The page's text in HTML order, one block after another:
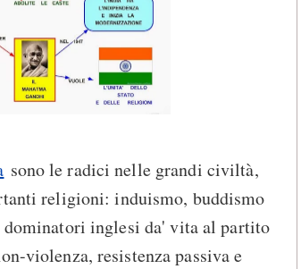
sono le radici nelle grandi civiltà,
religioni: induismo, buddismo
inglesi da' vita al partito
violenza, resistenza passiva e